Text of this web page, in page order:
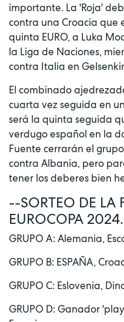
importante. La 'Roja'
contra una Croacia que
quinta EURO, a Luka
la Liga de Naciones,
contra Italia en
El combinado
cuarta vez seguida en
será la quinta seguida
verdugo español en la
Fuente cerrarán el
contra Albania, pero
tener los deberes bien
--SORTEO DE LA
EUROCOPA 2024.
GRUPO A: Alemania,
GRUPO B: ESPAÑA,
GRUPO C: Eslovenia,
GRUPO D: Ganador